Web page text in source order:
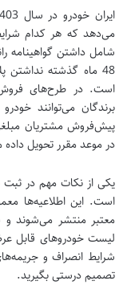
می‌دهد که هر کدام
شامل داشتن گواهینامه
48 ماه گذشته
است. در طرح‌های فروش
برندگان می‌توانند
پیش‌فروش مشتریان
در موعد مقرر تحویل
یکی از نکات مهم در ثبت
است. این اطلاعیه‌ها
معتبر منتشر می‌شوند و
لیست خودروهای قابل
شرایط انصراف و
تصمیم درستی بگیرید.